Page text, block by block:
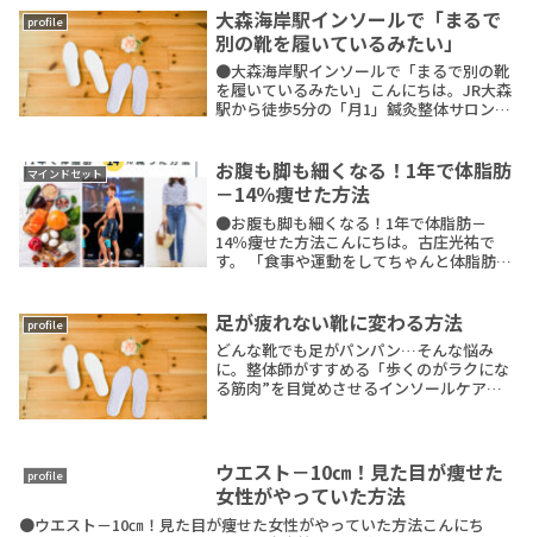
profile
大森海岸駅インソールで「まるで
別の靴を履いているみたい」
●大森海岸駅インソールで「まるで別の靴
を履いているみたい」こんにちは。JR大森
駅から徒歩5分の「月1」鍼灸整体サロン鍼
感、もう我慢しなくて大丈夫です。ぺた
ReadMore
マインドセット
お腹も脚も細くなる！1年で体脂肪
－14％痩せた方法
●お腹も脚も細くなる！1年で体脂肪－
14％痩せた方法こんにちは。古庄光祐で
す。 「食事や運動をしてちゃんと体脂肪が
性のお腹と太もも痩せ専門のボディメイク
トレーナーReadMore
profile 足が疲れない靴に変わる方法
どんな靴でも足がパンパン…そんな悩み
に。整体師がすすめる「歩くのがラクにな
る筋肉”を目覚めさせるインソールケア
profile
ウエスト－10㎝！見た目が痩せた
女性がやっていた方法
●ウエスト－10㎝！見た目が痩せた女性がやっていた方法こんにち